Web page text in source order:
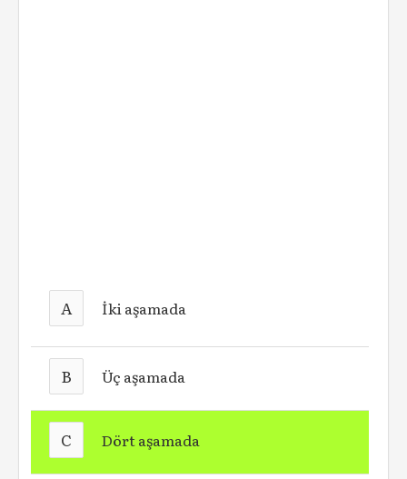
A İki aşamada
B Üç aşamada
C Dört aşamada